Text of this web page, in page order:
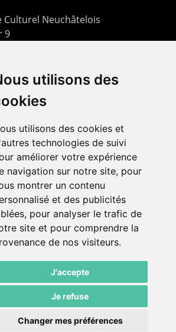
utilisons des
utilisons des cookies et
technologies de suivi
améliorer votre expérience
navigation sur notre site, pour
montrer un contenu
et des publicités
pour analyser le trafic de
site et pour comprendre la
de nos visiteurs.
J'accepte
Je refuse
Changer mes préférences
Culturel Neuchâtelois
9
32 725 03 03
725 05 05
Danse Neuchâtel
email